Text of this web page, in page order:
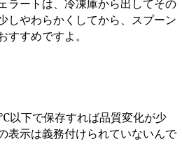
ラートは、冷凍庫から出してその
しやわらかくしてから、スプーン
すめですよ。
以下で保存すれば品質変化が少
表示は義務付けられていないんで